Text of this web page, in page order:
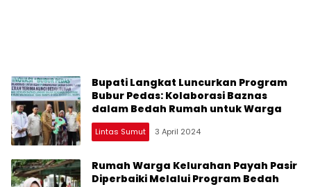
Bupati Langkat Luncurkan Program
Bubur Pedas: Kolaborasi Baznas
dalam Bedah Rumah untuk Warga
Lintas Sumut 3 April 2024
Rumah Warga Kelurahan Payah Pasir
Diperbaiki Melalui Program Bedah